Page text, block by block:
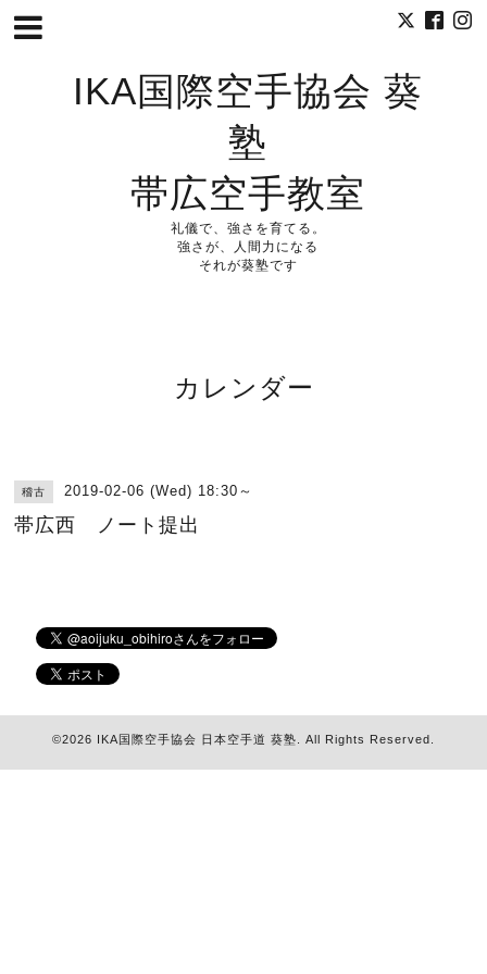
IKA国際空手協会 葵
塾
帯広空手教室
礼儀で、強さを育てる。
強さが、人間力になる
それが葵塾です
カレンダー
稽古 2019-02-06 (Wed) 18:30～
帯広西 ノート提出
©2026 IKA国際空手協会 日本空手道 葵塾 . All Rights Reserved.